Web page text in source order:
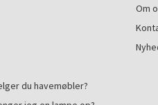
du havemøbler?
Om